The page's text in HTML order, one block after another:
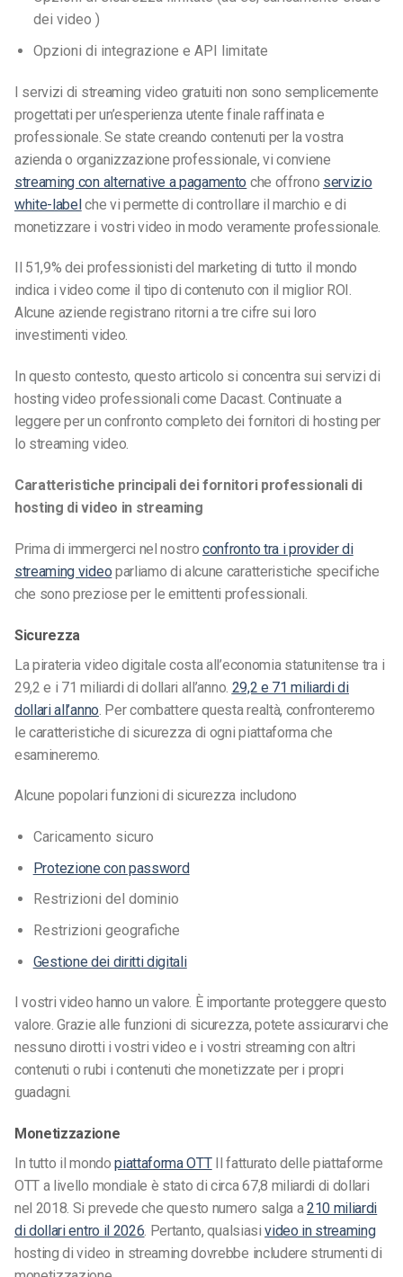
dei video )
Opzioni di integrazione e API limitate
I servizi di streaming video gratuiti non sono semplicemente
progettati per un’esperienza utente finale raffinata e
professionale. Se state creando contenuti per la vostra
azienda o organizzazione professionale, vi conviene
streaming con alternative a pagamento che offrono servizio
white-labelche vi permette di controllare il marchio e di
monetizzare i vostri video in modo veramente professionale.
Il 51,9% dei professionisti del marketing di tutto il mondo
indica i video come il tipo di contenuto con il miglior ROI.
Alcune aziende registrano ritorni a tre cifre sui loro
investimenti video.
In questo contesto, questo articolo si concentra sui servizi di
hosting video professionali come Dacast. Continuate a
leggere per un confronto completo dei fornitori di hosting per
lo streaming video.
Caratteristiche principali dei fornitori professionali di
hosting di video in streaming
Prima di immergerci nel nostroconfronto tra i provider di
streaming video parliamo di alcune caratteristiche specifiche
che sono preziose per le emittenti professionali.
Sicurezza
La pirateria video digitale costa all’economia statunitense tra i
29,2 e i 71 miliardi di dollari all’anno. 29,2 e 71 miliardi di
dollari all’anno . Per combattere questa realtà, confronteremo
le caratteristiche di sicurezza di ogni piattaforma che
esamineremo.
Alcune popolari funzioni di sicurezza includono
Caricamento sicuro
Protezione con password
Restrizioni del dominio
Restrizioni geografiche
Gestione dei diritti digitali
I vostri video hanno un valore. È importante proteggere questo
valore. Grazie alle funzioni di sicurezza, potete assicurarvi che
nessuno dirotti i vostri video e i vostri streaming con altri
contenuti o rubi i contenuti che monetizzate per i propri
guadagni.
Monetizzazione
In tutto il mondopiattaforma OTTIl fatturato delle piattaforme
OTT a livello mondiale è stato di circa 67,8 miliardi di dollari
nel 2018. Si prevede che questo numero salga a210 miliardi
di dollari entro il 2026. Pertanto, qualsiasivideo in streaming
hosting di video in streaming dovrebbe includere strumenti di